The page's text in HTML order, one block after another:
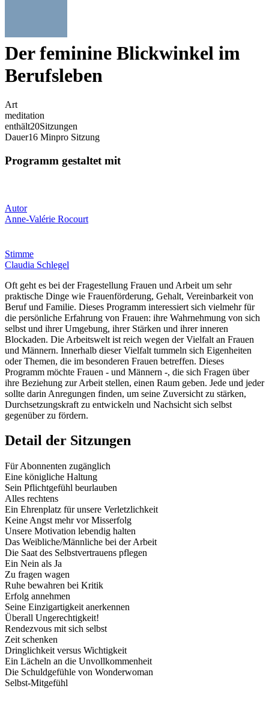
Der feminine Blickwinkel im
Berufsleben
Art
meditation
enthält20Sitzungen
Dauer16 Minpro Sitzung
Programm gestaltet mit
Autor
Anne-Valérie Rocourt
Stimme
Claudia Schlegel
Oft geht es bei der Fragestellung Frauen und Arbeit um sehr
praktische Dinge wie Frauenförderung, Gehalt, Vereinbarkeit von
Beruf und Familie. Dieses Programm interessiert sich vielmehr für
die persönliche Erfahrung von Frauen: ihre Wahrnehmung von sich
selbst und ihrer Umgebung, ihrer Stärken und ihrer inneren
Blockaden. Die Arbeitswelt ist reich wegen der Vielfalt an Frauen
und Männern. Innerhalb dieser Vielfalt tummeln sich Eigenheiten
oder Themen, die im besonderen Frauen betreffen. Dieses
Programm möchte Frauen - und Männern -, die sich Fragen über
ihre Beziehung zur Arbeit stellen, einen Raum geben. Jede und jeder
sollte darin Anregungen finden, um seine Zuversicht zu stärken,
Durchsetzungskraft zu entwickeln und Nachsicht sich selbst
gegenüber zu fördern.
Detail der Sitzungen
Für Abonnenten zugänglich
Eine königliche Haltung
Sein Pflichtgefühl beurlauben
Alles rechtens
Ein Ehrenplatz für unsere Verletzlichkeit
Keine Angst mehr vor Misserfolg
Unsere Motivation lebendig halten
Das Weibliche/Männliche bei der Arbeit
Die Saat des Selbstvertrauens pflegen
Ein Nein als Ja
Zu fragen wagen
Ruhe bewahren bei Kritik
Erfolg annehmen
Seine Einzigartigkeit anerkennen
Überall Ungerechtigkeit!
Rendezvous mit sich selbst
Zeit schenken
Dringlichkeit versus Wichtigkeit
Ein Lächeln an die Unvollkommenheit
Die Schuldgefühle von Wonderwoman
Selbst-Mitgefühl